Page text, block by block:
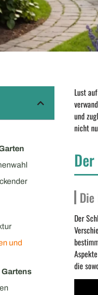
und
Gartens
Lust
und
nicht
Der
die